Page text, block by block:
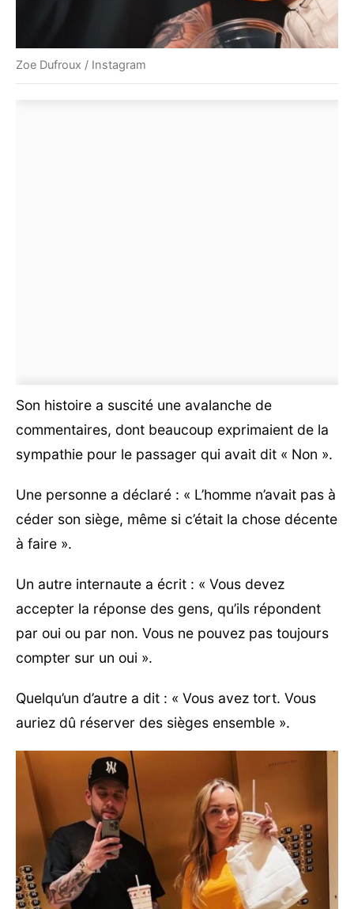
Zoe Dufroux / Instagram
Son histoire a suscité une avalanche de
commentaires, dont beaucoup exprimaient de la
sympathie pour le passager qui avait dit « Non ».
Une personne a déclaré : « L’homme n’avait pas à
céder son siège, même si c’était la chose décente
à faire ».
Un autre internaute a écrit : « Vous devez
accepter la réponse des gens, qu’ils répondent
par oui ou par non. Vous ne pouvez pas toujours
compter sur un oui ».
Quelqu’un d’autre a dit : « Vous avez tort. Vous
auriez dû réserver des sièges ensemble ».